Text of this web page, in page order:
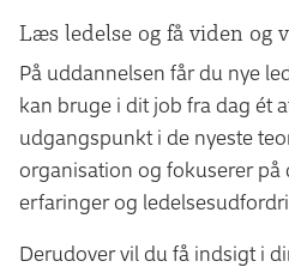
Læs ledelse og få viden
På uddannelsen får du nye
kan bruge i dit job fra dag ét
udgangspunkt i de nyeste
organisation og fokuserer på
erfaringer og
Derudover vil du få indsigt i